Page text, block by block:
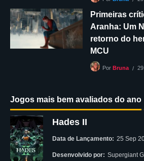
Primeiras
Aranha: Um
retorno do
MCU
Por Bruna
Jogos mais bem avaliados do ano
Hades II
Data de Lançamento: 25 Sep
Desenvolvido por: Supergiant